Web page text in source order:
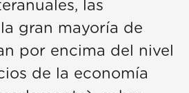
las
gran mayoría de
por encima del nivel
de la economía